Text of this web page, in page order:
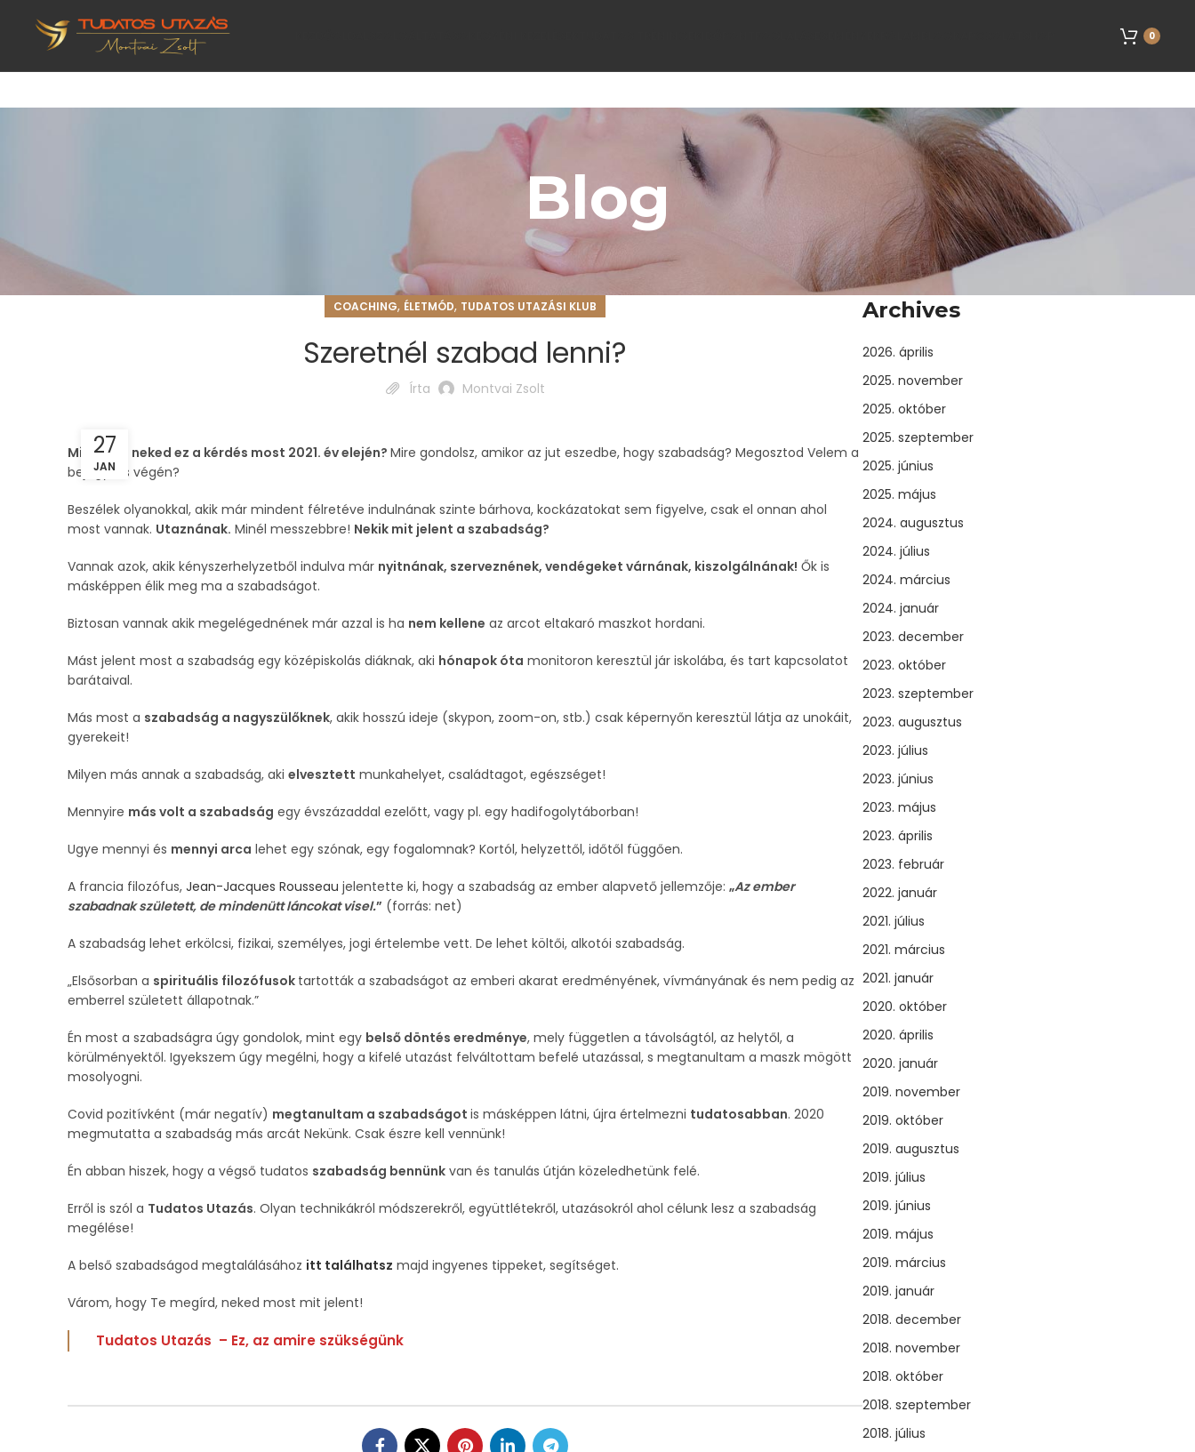
0
Blog
COACHING, ÉLETMÓD, TUDATOS UTAZÁSI KLUB
Szeretnél szabad lenni?
Írta Montvai Zsolt
27
JAN
Mit jelent neked ez a kérdés most 2021. év elején? Mire gondolsz, amikor az jut eszedbe, hogy szabadság? Megosztod Velem a
bejegyzés végén?
Beszélek olyanokkal, akik már mindent félretéve indulnának szinte bárhova, kockázatokat sem figyelve, csak el onnan ahol
most vannak. Utaznának. Minél messzebbre! Nekik mit jelent a szabadság?
Vannak azok, akik kényszerhelyzetből indulva már nyitnának, szerveznének, vendégeket várnának, kiszolgálnának! Ők is
másképpen élik meg ma a szabadságot.
Biztosan vannak akik megelégednének már azzal is ha nem kellene az arcot eltakaró maszkot hordani.
Mást jelent most a szabadság egy középiskolás diáknak, aki hónapok óta monitoron keresztül jár iskolába, és tart kapcsolatot
barátaival.
Más most a szabadság a nagyszülőknek, akik hosszú ideje (skypon, zoom-on, stb.) csak képernyőn keresztül látja az unokáit,
gyerekeit!
Milyen más annak a szabadság, aki elvesztett munkahelyet, családtagot, egészséget!
Mennyire más volt a szabadság egy évszázaddal ezelőtt, vagy pl. egy hadifogolytáborban!
Ugye mennyi és mennyi arca lehet egy szónak, egy fogalomnak? Kortól, helyzettől, időtől függően.
A francia filozófus, Jean-Jacques Rousseau jelentette ki, hogy a szabadság az ember alapvető jellemzője: „Az ember
szabadnak született, de mindenütt láncokat visel.” (forrás: net)
A szabadság lehet erkölcsi, fizikai, személyes, jogi értelembe vett. De lehet költői, alkotói szabadság.
„Elsősorban a spirituális filozófusok tartották a szabadságot az emberi akarat eredményének, vívmányának és nem pedig az
emberrel született állapotnak.”
Én most a szabadságra úgy gondolok, mint egy belső döntés eredménye, mely független a távolságtól, az helytől, a
körülményektől. Igyekszem úgy megélni, hogy a kifelé utazást felváltottam befelé utazással, s megtanultam a maszk mögött
mosolyogni.
Covid pozitívként (már negatív) megtanultam a szabadságot is másképpen látni, újra értelmezni tudatosabban. 2020
megmutatta a szabadság más arcát Nekünk. Csak észre kell vennünk!
Én abban hiszek, hogy a végső tudatos szabadság bennünk van és tanulás útján közeledhetünk felé.
Erről is szól a Tudatos Utazás. Olyan technikákról módszerekről, együttlétekről, utazásokról ahol célunk lesz a szabadság
megélése!
A belső szabadságod megtalálásához itt találhatsz majd ingyenes tippeket, segítséget.
Várom, hogy Te megírd, neked most mit jelent!
Tudatos Utazás – Ez, az amire szükségünk
Archives
2026. április
2025. november
2025. október
2025. szeptember
2025. június
2025. május
2024. augusztus
2024. július
2024. március
2024. január
2023. december
2023. október
2023. szeptember
2023. augusztus
2023. július
2023. június
2023. május
2023. április
2023. február
2022. január
2021. július
2021. március
2021. január
2020. október
2020. április
2020. január
2019. november
2019. október
2019. augusztus
2019. július
2019. június
2019. május
2019. március
2019. január
2018. december
2018. november
2018. október
2018. szeptember
2018. július